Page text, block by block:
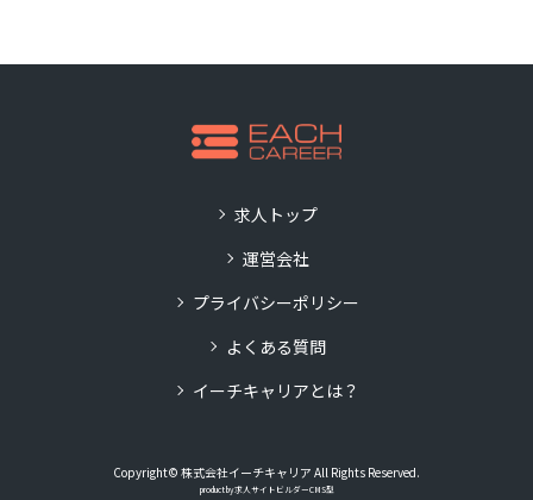
求人トップ
運営会社
プライバシーポリシー
よくある質問
イーチキャリアとは？
Copyright© 株式会社イーチキャリア All Rights Reserved.
product by求人サイトビルダーCMS型